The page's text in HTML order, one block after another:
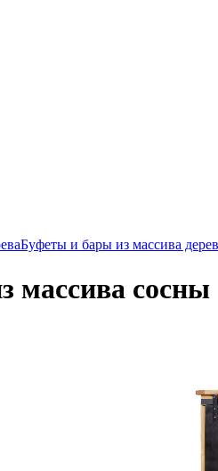
Буфеты и бары из массива
массива сосны